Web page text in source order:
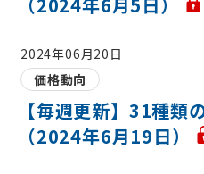
2024年06月20日
価格動向
【毎週更新】31種類
（2024年6月19日）